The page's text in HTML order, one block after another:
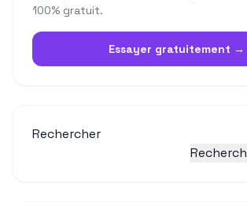
100% gratuit.
Essayer gratuitement →
Rechercher